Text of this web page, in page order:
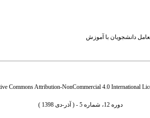
دانشجویان با آموزش
Commons Attribution-NonCommercial 4.0 International
دوره 12، شماره 5 - ( آذر-دی 1398 )